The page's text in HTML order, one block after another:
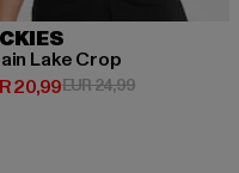
Lake Crop
20,99Preis: EUR 20,99
EUR 24,99Aktionspreis: